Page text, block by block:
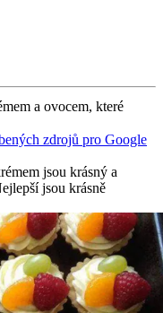
a ovocem, které
zdrojů pro Google
jsou krásný a
jsou krásně